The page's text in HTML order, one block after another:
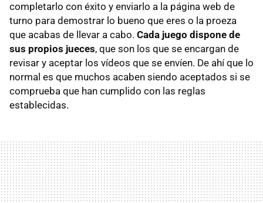
completarlo con éxito y enviarlo a la página web de
turno para demostrar lo bueno que eres o la proeza
que acabas de llevar a cabo. Cada juego dispone de
sus propios jueces, que son los que se encargan de
revisar y aceptar los vídeos que se envíen. De ahí que lo
normal es que muchos acaben siendo aceptados si se
comprueba que han cumplido con las reglas
establecidas.